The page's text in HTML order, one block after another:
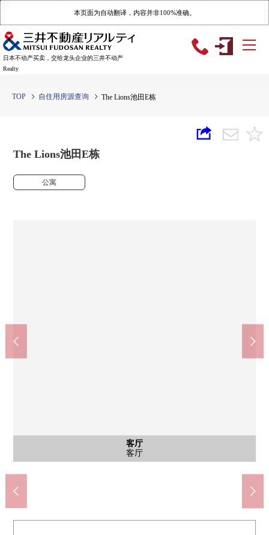
本页面为自动翻译，内容并非100%准确。
日本不动产买卖，交给龙头企业的三井不动产
Realty
TOP 自住用房源查询 The Lions池田E栋
The Lions池田E栋
公寓
客厅
客厅
外观
外观
厨房
厨房
厨房
厨房
洗脸
洗脸
公共汽车
公共汽车
厕所
厕所
客厅
客厅
客厅
客厅
客厅
客厅
客厅
客厅
客厅
客厅
客厅
客厅
门口
门口
西式房间
约7.0张塌塌米西式房间
西式房间
约6.0张塌塌米西式房间
日式房间
日式房间
阳台
阳台
其他
设备
风景
来自南侧阳台的风景
风景
来自南侧阳台的风景
风景
来自南侧阳台的风景
入口
入口
共有部分
信箱
外观
外观
外观
外观
外观
外观
外观
外观
外观
外观
池田小学(约690m)